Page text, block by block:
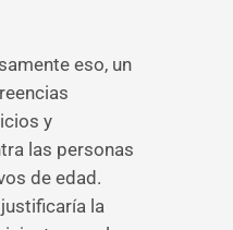
eso, un
y
las personas
de edad.
la